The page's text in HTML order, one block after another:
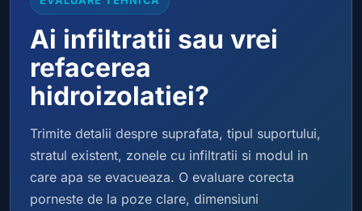
Ai infiltratii sau vrei
refacerea
hidroizolatiei?
Trimite detalii despre suprafata, tipul suportului,
stratul existent, zonele cu infiltratii si modul in
care apa se evacueaza. O evaluare corecta
porneste de la poze clare, dimensiuni